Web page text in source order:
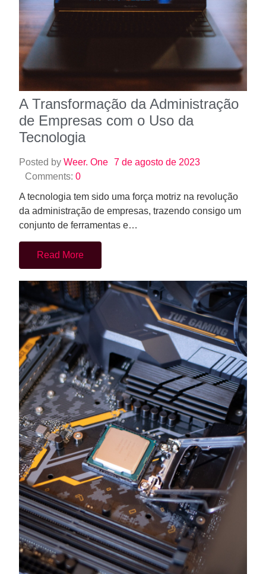
A Transformação da Administração
de Empresas com o Uso da
Tecnologia
Posted by Weer. One 7 de agosto de 2023
Comments: 0
A tecnologia tem sido uma força motriz na revolução
da administração de empresas, trazendo consigo um
conjunto de ferramentas e…
Read More